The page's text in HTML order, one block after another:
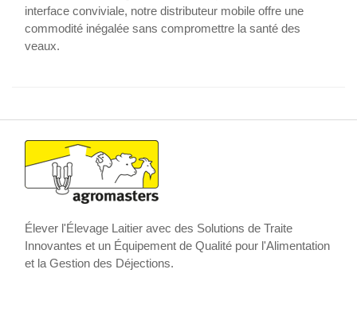
interface conviviale, notre distributeur mobile offre une
commodité inégalée sans compromettre la santé des
veaux.
Élever l'Élevage Laitier avec des Solutions de Traite
Innovantes et un Équipement de Qualité pour l'Alimentation
et la Gestion des Déjections.